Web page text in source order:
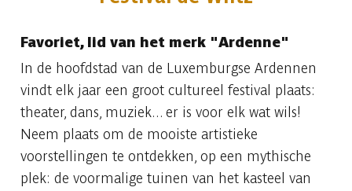
Favoriet, lid van het merk "Ardenne"
In de hoofdstad van de Luxemburgse Ardennen
vindt elk jaar een groot cultureel festival plaats:
theater, dans, muziek... er is voor elk wat wils!
Neem plaats om de mooiste artistieke
voorstellingen te ontdekken, op een mythische
plek: de voormalige tuinen van het kasteel van